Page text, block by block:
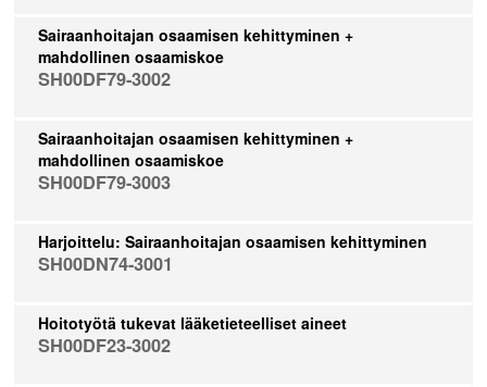
Sairaanhoitajan osaamisen kehittyminen +
mahdollinen osaamiskoe
SH00DF79-3002
Sairaanhoitajan osaamisen kehittyminen +
mahdollinen osaamiskoe
SH00DF79-3003
Harjoittelu: Sairaanhoitajan osaamisen kehittyminen
SH00DN74-3001
Hoitotyötä tukevat lääketieteelliset aineet
SH00DF23-3002